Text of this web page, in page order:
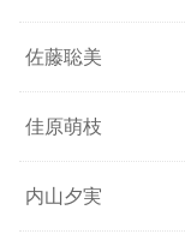
佐藤聡美
佳原萌枝
内山夕実